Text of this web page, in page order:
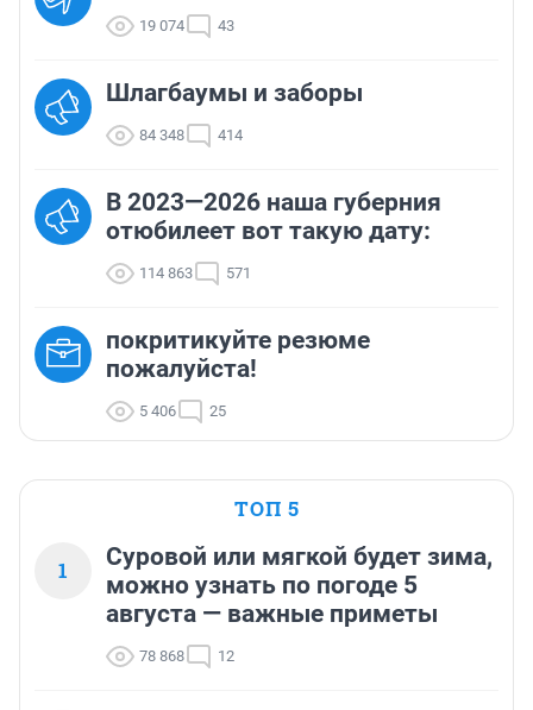
19 074 43
Шлагбаумы и заборы
84 348 414
В 2023—2026 наша губерния
отюбилеет вот такую дату:
114 863 571
покритикуйте резюме
пожалуйста!
5 406 25
ТОП 5
1
Суровой или мягкой будет зима,
можно узнать по погоде 5
августа — важные приметы
78 868 12